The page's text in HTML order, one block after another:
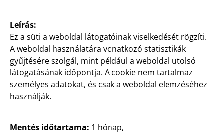
2500
Ft
Vállalat
Leírás:
Ez a süti a weboldal látogatóinak viselkedését rögzíti.
A weboldal használatára vonatkozó statisztikák
gyűjtésére szolgál, mint például a weboldal utolsó
látogatásának időpontja. A cookie nem tartalmaz
személyes adatokat, és csak a weboldal elemzéséhez
használják.
Mentés időtartama: 1 hónap,